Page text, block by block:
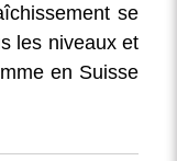
se
les niveaux et
en Suisse